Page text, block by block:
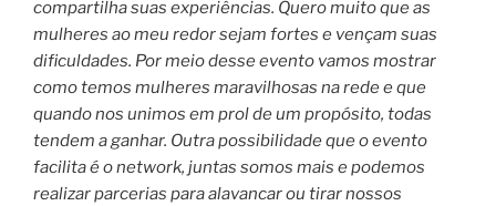
compartilha suas experiências. Quero muito que as
mulheres ao meu redor sejam fortes e vençam suas
dificuldades. Por meio desse evento vamos mostrar
como temos mulheres maravilhosas na rede e que
quando nos unimos em prol de um propósito, todas
tendem a ganhar. Outra possibilidade que o evento
facilita é o network, juntas somos mais e podemos
realizar parcerias para alavancar ou tirar nossos